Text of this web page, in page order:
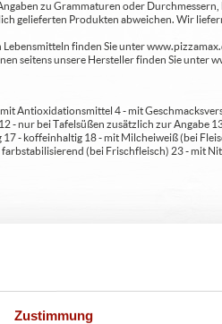
Zustimmung
zu Grammaturen oder
gelieferten Produkten abweichen. Wir
finden Sie unter
seitens unsere Hersteller finden Sie unter
Antioxidationsmittel 4 - mit
- nur bei Tafelsüßen zusätzlich zur Angabe
- koffeinhaltig 18 - mit Milcheiweiß (bei
(bei Frischfleisch) 23 - mit
Getreide / Weizen A2 - enthält
Erzeugnisse C - enthält Eier und
G - enthält Milch und daraus
sowie daraus gewonnene
sowie daraus gewonnene
sowie daraus gewonnene
enthält Sulfit oder Schwefeldioxid M - enthält